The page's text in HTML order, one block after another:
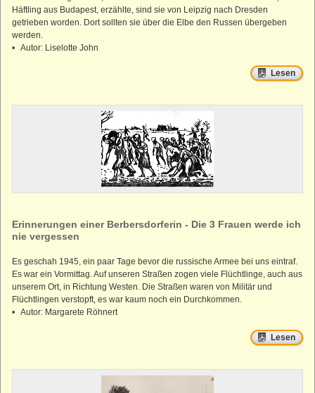
Häftling aus Budapest, erzählte, sind sie von Leipzig nach Dresden
getrieben worden. Dort sollten sie über die Elbe den Russen übergeben
werden.
• Autor: Liselotte John
Lesen
Erinnerungen einer Berbersdorferin - Die 3 Frauen werde ich
nie vergessen
Es geschah 1945, ein paar Tage bevor die russische Armee bei uns eintraf.
Es war ein Vormittag. Auf unseren Straßen zogen viele Flüchtlinge, auch aus
unserem Ort, in Richtung Westen. Die Straßen waren von Militär und
Flüchtlingen verstopft, es war kaum noch ein Durchkommen.
• Autor: Margarete Röhnert
Lesen